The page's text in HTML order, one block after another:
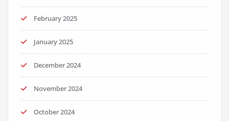
February 2025
January 2025
December 2024
November 2024
October 2024